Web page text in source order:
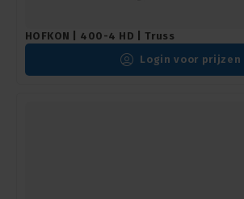
HOFKON | 400-4 HD | Truss
Login voor prijzen